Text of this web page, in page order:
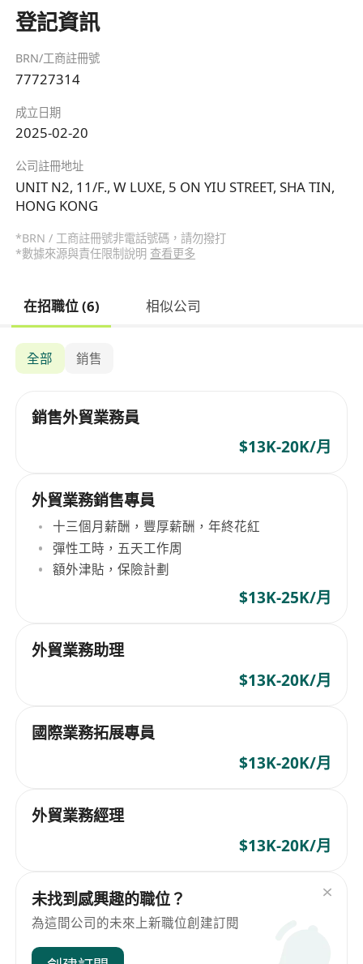
登記資訊
BRN/工商註冊號
77727314
成立日期
2025-02-20
公司註冊地址
UNIT N2, 11/F., W LUXE, 5 ON YIU STREET, SHA TIN,
HONG KONG
*BRN / 工商註冊號非電話號碼，請勿撥打
*數據來源與責任限制說明 查看更多
在招職位 (6) 相似公司
全部 銷售
銷售外貿業務員
$13K-20K/月
外貿業務銷售專員
十三個月薪酬，豐厚薪酬，年終花紅
彈性工時，五天工作周
額外津貼，保險計劃
$13K-25K/月
外貿業務助理
$13K-20K/月
國際業務拓展專員
$13K-20K/月
外貿業務經理
$13K-20K/月
未找到感興趣的職位？
為這間公司的未來上新職位創建訂閱